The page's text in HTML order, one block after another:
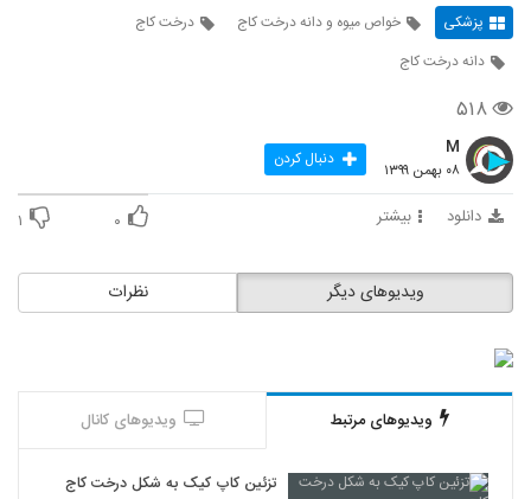
پزشکی خواص میوه و دانه درخت کاج
درخت کاج
دانه درخت کاج
۵۱۸
M
۰۸ بهمن ۱۳۹۹ دنبال کردن
دانلود بیشتر ۰ ۱
نظرات ویدیوهای دیگر
ویدیوهای مرتبط ویدیوهای کانال
تزئین کاپ کیک به شکل درخت کاج